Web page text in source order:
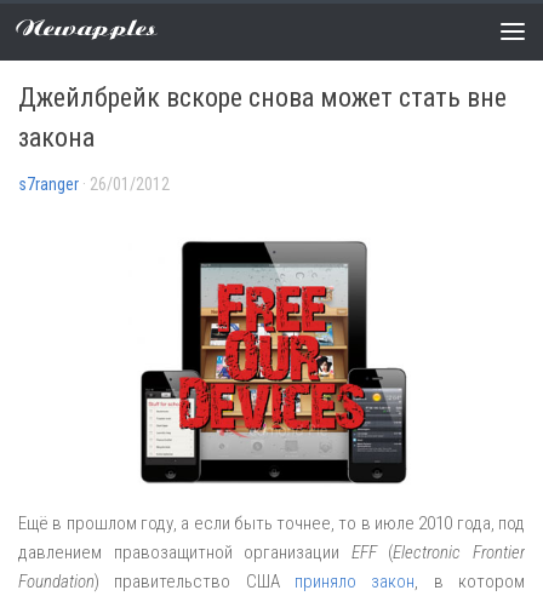
Newapples
НОВОСТИ 0 COMMENTS
Джейлбрейк вскоре снова может стать вне
закона
s7ranger · 26/01/2012
Ещё в прошлом году, а если быть точнее, то в июле 2010 года, под
давлением правозащитной организации EFF(Electronic Frontier
Foundation) правительство США приняло закон , в котором